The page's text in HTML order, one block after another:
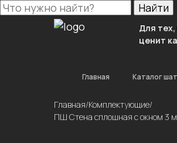
Для тех,
ценит
Главная Каталог
Найти
Главная/Комплектующие/
ПШ Стена сплошная с окном 3